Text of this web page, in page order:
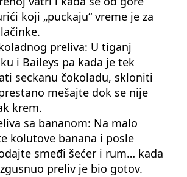
koji „puckaju“ vreme je za
preliva: U tiganj
i Baileys pa kada je tek
seckanu čokoladu, skloniti
mešajte dok se nije
krem.
sa bananom: Na malo
kolutove banana i posle
smeđi šećer i rum… kada
preliv je bio gotov.